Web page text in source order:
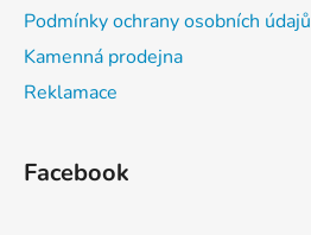
Podmínky ochrany osobních údajů
Kamenná prodejna
Reklamace
Facebook